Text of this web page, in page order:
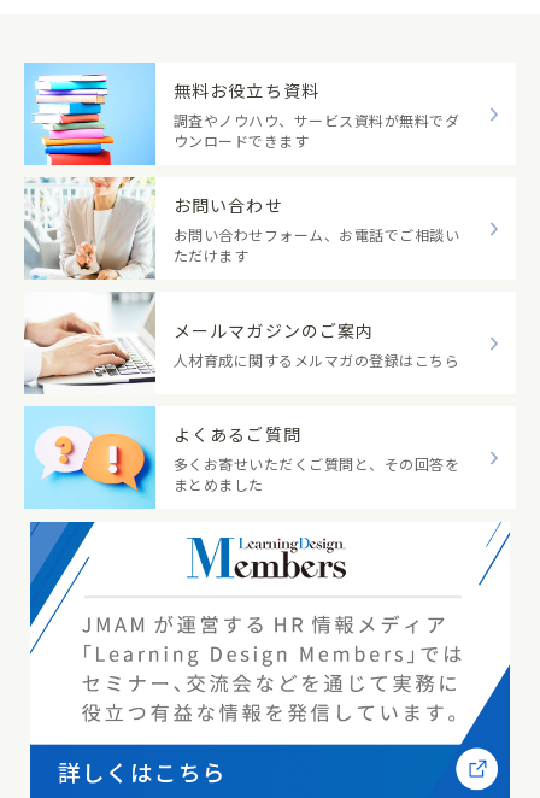
無料お役立ち資料
調査やノウハウ、サービス資料が無料でダ
ウンロードできます
お問い合わせ
お問い合わせフォーム、お電話でご相談い
ただけます
メールマガジンのご案内
人材育成に関するメルマガの登録はこちら
よくあるご質問
多くお寄せいただくご質問と、その回答を
まとめました